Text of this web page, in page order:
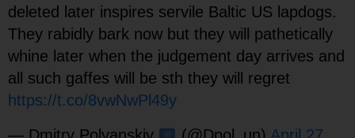
deleted later inspires servile Baltic US lapdogs.
They rabidly bark now but they will pathetically
whine later when the judgement day arrives and
all such gaffes will be sth they will regret
https://t.co/8vwNwPl49y